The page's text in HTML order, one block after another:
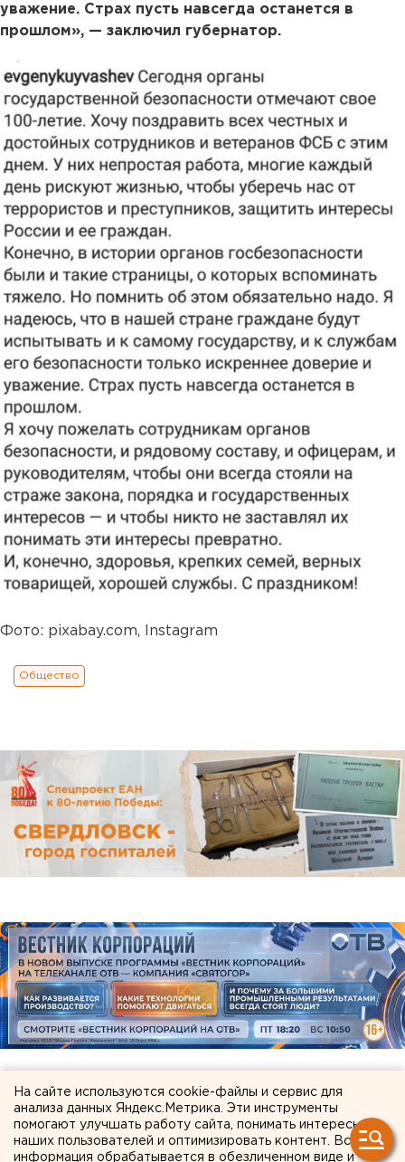
уважение. Страх пусть навсегда останется в
прошлом», — заключил губернатор.
Фото: pixabay.com, Instagram
Общество
ЧИТАЙТЕ ТАКЖЕ:
Режим БПЛА-опасности ввели в Пермском
На сайте используются cookie-файлы и сервис для
анализа данных Яндекс.Метрика. Эти инструменты
помогают улучшать работу сайта, понимать интересы
наших пользователей и оптимизировать контент. Вся
информация обрабатывается в обезличенном виде и